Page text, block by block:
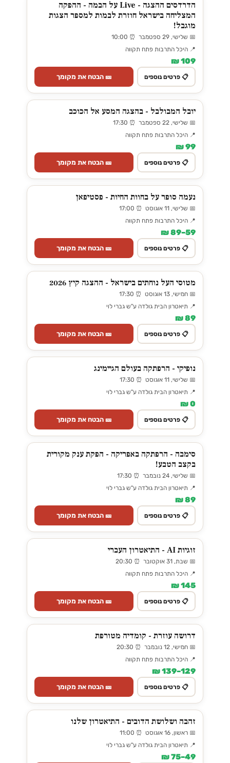
הדרדסים ההצגה - Live על הבמה - ההפקה
המצליחה בישראל חוזרת לבמות למספר הצגות
מוגבל!
📅 שלישי, 29 ספטמבר ⏰ 10:00
📍 היכל התרבות פתח תקווה
109 ₪
📋 פרטים נוספים 🎫 הבטח את מקומך
יובל המבולבל - בהצגה המסע אל הכוכב
📅 שלישי, 22 ספטמבר ⏰ 17:30
📍 היכל התרבות פתח תקווה
99 ₪
📋 פרטים נוספים 🎫 הבטח את מקומך
נעמה סופר על בחוות החיות - פסטיפאן
📅 שלישי, 11 אוגוסט ⏰ 17:00
📍 היכל התרבות פתח תקווה
59–89 ₪
📋 פרטים נוספים 🎫 הבטח את מקומך
מטוסי העל נוחתים בישראל - ההצגה קיץ 2026
📅 חמישי, 13 אוגוסט ⏰ 17:30
📍 תיאטרון הבית גולדה ע"ש גברי לוי
89 ₪
📋 פרטים נוספים 🎫 הבטח את מקומך
נופיקי - הרפתקה בעולם הגיימינג
📅 שלישי, 11 אוגוסט ⏰ 17:30
📍 תיאטרון הבית גולדה ע"ש גברי לוי
0 ₪
📋 פרטים נוספים 🎫 הבטח את מקומך
סימבה - הרפתקה באפריקה - הפקת ענק מקורית
בקצב הטבע!
📅 שלישי, 24 נובמבר ⏰ 17:30
📍 תיאטרון הבית גולדה ע"ש גברי לוי
89 ₪
📋 פרטים נוספים 🎫 הבטח את מקומך
זוגיות AI - התיאטרון העברי
📅 שבת, 31 אוקטובר ⏰ 20:30
📍 היכל התרבות פתח תקווה
145 ₪
📋 פרטים נוספים 🎫 הבטח את מקומך
דרושה עוזרת - קומדיה מטורפת
📅 חמישי, 12 נובמבר ⏰ 20:30
📍 היכל התרבות פתח תקווה
129–139 ₪
📋 פרטים נוספים 🎫 הבטח את מקומך
זהבה ושלושת הדובים - התיאטרון שלנו
📅 ראשון, 16 אוגוסט ⏰ 11:00
📍 תיאטרון הבית גולדה ע"ש גברי לוי
49–75 ₪